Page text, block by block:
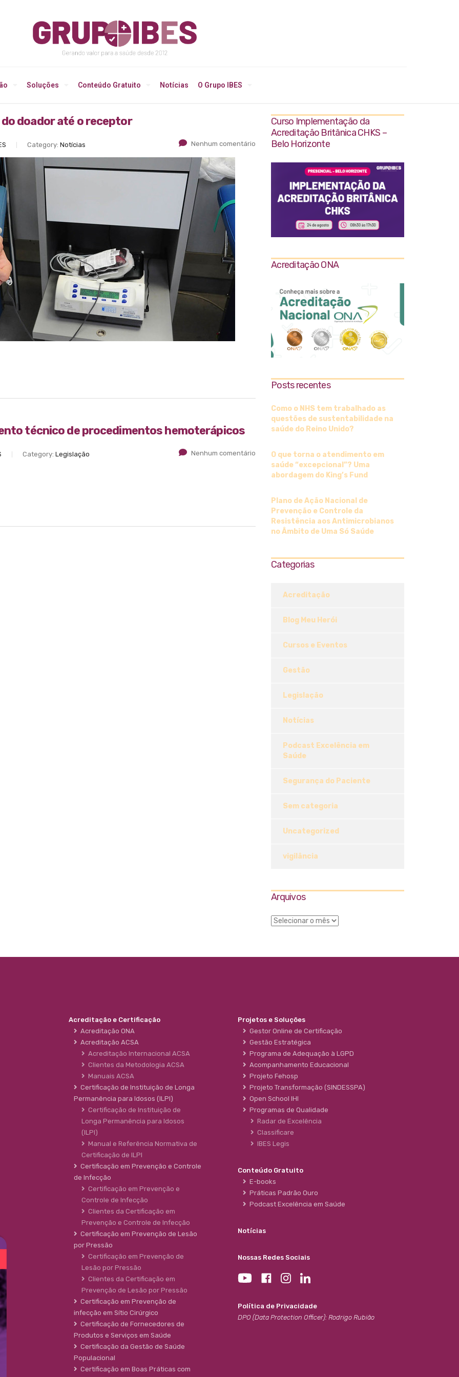
Soluções Conteúdo Gratuito Notícias O Grupo IBES
doador até o receptor
Category: Notícias Nenhum comentário
técnico de procedimentos hemoterápicos
Category: Legislação Nenhum comentário
Curso Implementação da
Acreditação Britânica CHKS –
Belo Horizonte
Acreditação ONA
Posts recentes
Como o NHS tem trabalhado as
questões de sustentabilidade na
saúde do Reino Unido?
O que torna o atendimento em
saúde “excepcional”? Uma
abordagem do King’s Fund
Plano de Ação Nacional de
Prevenção e Controle da
Resistência aos Antimicrobianos
no Âmbito de Uma Só Saúde
Categorias
Acreditação
Blog Meu Herói
Cursos e Eventos
Gestão
Legislação
Notícias
Podcast Excelência em
Saúde
Segurança do Paciente
Sem categoria
Uncategorized
vigilância
Arquivos
Acreditação e Certificação
Acreditação ONA
Acreditação ACSA
Acreditação Internacional ACSA
Clientes da Metodologia ACSA
Manuais ACSA
Certificação de Instituição de Longa
Permanência para Idosos (ILPI)
Certificação de Instituição de
Longa Permanência para Idosos
(ILPI)
Manual e Referência Normativa de
Certificação de ILPI
Certificação em Prevenção e Controle
de Infecção
Certificação em Prevenção e
Controle de Infecção
Clientes da Certificação em
Prevenção e Controle de Infecção
Certificação em Prevenção de Lesão
por Pressão
Certificação em Prevenção de
Lesão por Pressão
Clientes da Certificação em
Prevenção de Lesão por Pressão
Certificação em Prevenção de
infecção em Sítio Cirúrgico
Certificação de Fornecedores de
Produtos e Serviços em Saúde
Certificação da Gestão de Saúde
Populacional
Certificação em Boas Práticas com
Projetos e Soluções
Gestor Online de Certificação
Gestão Estratégica
Programa de Adequação à LGPD
Acompanhamento Educacional
Projeto Fehosp
Projeto Transformação (SINDESSPA)
Open School IHI
Programas de Qualidade
Radar de Excelência
Classificare
IBES Legis
Conteúdo Gratuito
E-books
Práticas Padrão Ouro
Podcast Excelência em Saúde
Notícias
Nossas Redes Sociais
Política de Privacidade
DPO (Data Protection Officer): Rodrigo Rubião